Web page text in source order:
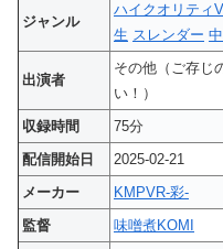
ジャンル
ハイクオリティ
生 スレンダー
出演者
その他（ご存じ
い！）
収録時間
75分
配信開始日
2025-02-21
メーカー
KMPVR-彩-
監督
味噌煮KOMI